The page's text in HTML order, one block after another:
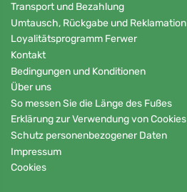
Transport und Bezahlung
Umtausch, Rückgabe und Reklamation
Loyalitätsprogramm Ferwer
Kontakt
Bedingungen und Konditionen
Über uns
So messen Sie die Länge des Fußes
Erklärung zur Verwendung von Cookies
Schutz personenbezogener Daten
Impressum
Cookies